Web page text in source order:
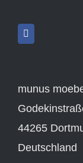
munus
44265
Deutschland